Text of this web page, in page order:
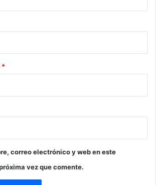
*
correo electrónico y web en este
vez que comente.